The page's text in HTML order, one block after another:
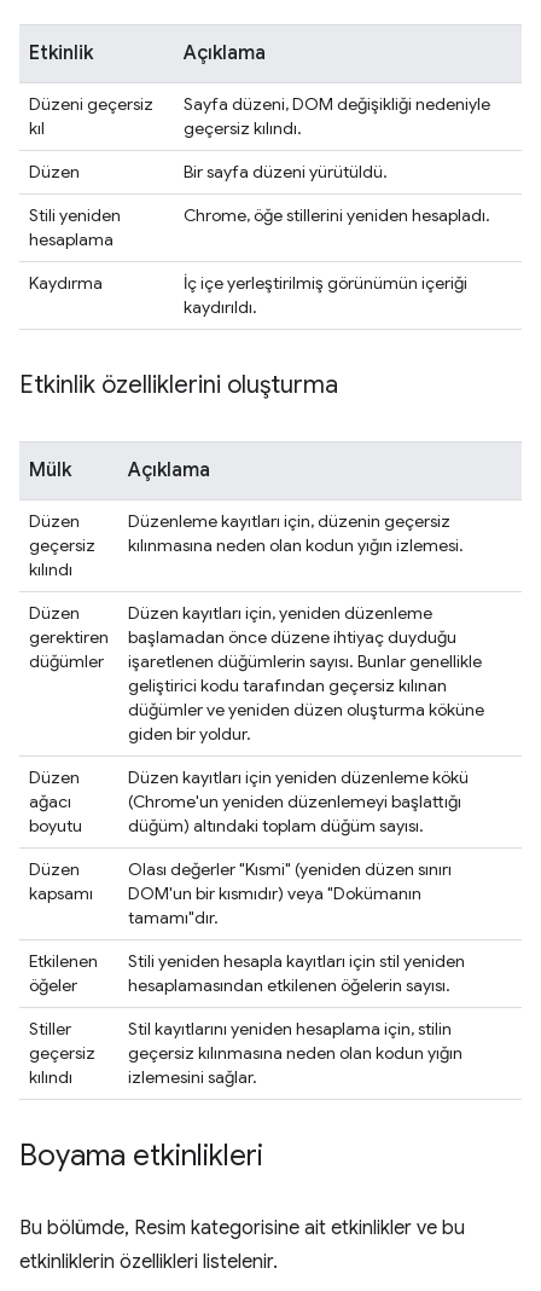
Etkinlik Açıklama
Düzeni geçersiz
kıl
Sayfa düzeni, DOM değişikliği nedeniyle
geçersiz kılındı.
Düzen
Bir sayfa düzeni yürütüldü.
Stili yeniden
hesaplama
Chrome, öğe stillerini yeniden hesapladı.
Kaydırma
İç içe yerleştirilmiş görünümün içeriği
kaydırıldı.
Etkinlik özelliklerini oluşturma
Mülk Açıklama
Düzen
geçersiz
kılındı
Düzenleme kayıtları için, düzenin geçersiz
kılınmasına neden olan kodun yığın izlemesi.
Düzen
gerektiren
düğümler
Düzen kayıtları için, yeniden düzenleme
başlamadan önce düzene ihtiyaç duyduğu
işaretlenen düğümlerin sayısı. Bunlar genellikle
geliştirici kodu tarafından geçersiz kılınan
düğümler ve yeniden düzen oluşturma köküne
giden bir yoldur.
Düzen
ağacı
boyutu
Düzen kayıtları için yeniden düzenleme kökü
(Chrome'un yeniden düzenlemeyi başlattığı
düğüm) altındaki toplam düğüm sayısı.
Düzen
kapsamı
Olası değerler "Kısmi" (yeniden düzen sınırı
DOM'un bir kısmıdır) veya "Dokümanın
tamamı"dır.
Etkilenen
öğeler
Stili yeniden hesapla kayıtları için stil yeniden
hesaplamasından etkilenen öğelerin sayısı.
Stiller
geçersiz
kılındı
Stil kayıtlarını yeniden hesaplama için, stilin
geçersiz kılınmasına neden olan kodun yığın
izlemesini sağlar.
Boyama etkinlikleri
Bu bölümde, Resim kategorisine ait etkinlikler ve bu
etkinliklerin özellikleri listelenir.